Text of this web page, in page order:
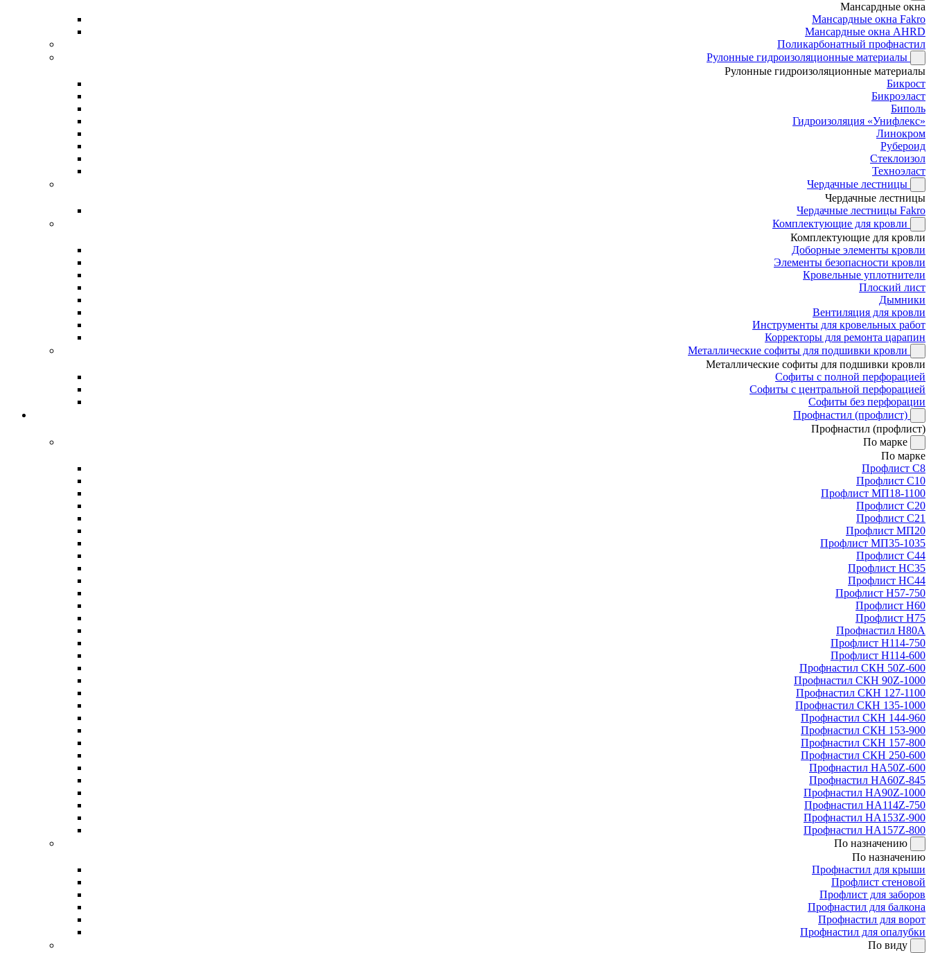
Мансардные окна
Мансардные окна Fakro
Мансардные окна AHRD
Поликарбонатный профнастил
Рулонные гидроизоляционные материалы
Рулонные гидроизоляционные материалы
Бикрост
Бикроэласт
Биполь
Гидроизоляция «Унифлекс»
Линокром
Рубероид
Стеклоизол
Техноэласт
Чердачные лестницы
Чердачные лестницы
Чердачные лестницы Fakro
Комплектующие для кровли
Комплектующие для кровли
Доборные элементы кровли
Элементы безопасности кровли
Кровельные уплотнители
Плоский лист
Дымники
Вентиляция для кровли
Инструменты для кровельных работ
Корректоры для ремонта царапин
Металлические софиты для подшивки кровли
Металлические софиты для подшивки кровли
Софиты с полной перфорацией
Софиты с центральной перфорацией
Софиты без перфорации
Профнастил (профлист)
Профнастил (профлист)
По марке
По марке
Профлист С8
Профлист С10
Профлист МП18-1100
Профлист С20
Профлист С21
Профлист МП20
Профлист МП35-1035
Профлист С44
Профлист НС35
Профлист НС44
Профлист Н57-750
Профлист Н60
Профлист Н75
Профнастил Н80А
Профлист Н114-750
Профлист Н114-600
Профнастил СКН 50Z-600
Профнастил СКН 90Z-1000
Профнастил СКН 127-1100
Профнастил СКН 135-1000
Профнастил СКН 144-960
Профнастил СКН 153-900
Профнастил СКН 157-800
Профнастил СКН 250-600
Профнастил НА50Z-600
Профнастил НА60Z-845
Профнастил НА90Z-1000
Профнастил НА114Z-750
Профнастил НА153Z-900
Профнастил НА157Z-800
По назначению
По назначению
Профнастил для крыши
Профлист стеновой
Профлист для заборов
Профнастил для балкона
Профнастил для ворот
Профнастил для опалубки
По виду